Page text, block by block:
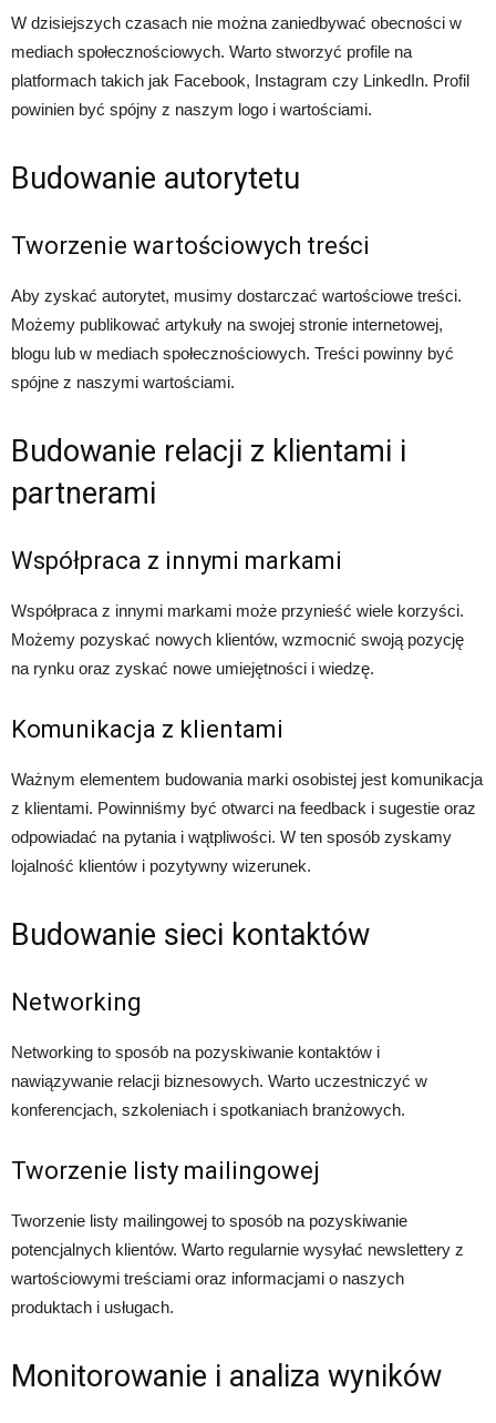
W dzisiejszych czasach nie można zaniedbywać obecności w
mediach społecznościowych. Warto stworzyć profile na
platformach takich jak Facebook, Instagram czy LinkedIn. Profil
powinien być spójny z naszym logo i wartościami.
Budowanie autorytetu
Tworzenie wartościowych treści
Aby zyskać autorytet, musimy dostarczać wartościowe treści.
Możemy publikować artykuły na swojej stronie internetowej,
blogu lub w mediach społecznościowych. Treści powinny być
spójne z naszymi wartościami.
Budowanie relacji z klientami i
partnerami
Współpraca z innymi markami
Współpraca z innymi markami może przynieść wiele korzyści.
Możemy pozyskać nowych klientów, wzmocnić swoją pozycję
na rynku oraz zyskać nowe umiejętności i wiedzę.
Komunikacja z klientami
Ważnym elementem budowania marki osobistej jest komunikacja
z klientami. Powinniśmy być otwarci na feedback i sugestie oraz
odpowiadać na pytania i wątpliwości. W ten sposób zyskamy
lojalność klientów i pozytywny wizerunek.
Budowanie sieci kontaktów
Networking
Networking to sposób na pozyskiwanie kontaktów i
nawiązywanie relacji biznesowych. Warto uczestniczyć w
konferencjach, szkoleniach i spotkaniach branżowych.
Tworzenie listy mailingowej
Tworzenie listy mailingowej to sposób na pozyskiwanie
potencjalnych klientów. Warto regularnie wysyłać newslettery z
wartościowymi treściami oraz informacjami o naszych
produktach i usługach.
Monitorowanie i analiza wyników